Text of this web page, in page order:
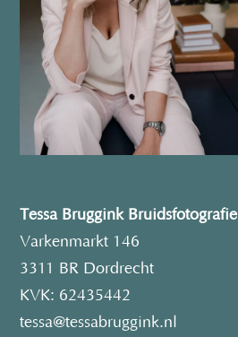
Tessa Bruggink Bruidsfotografie
Varkenmarkt 146
3311 BR Dordrecht
KVK: 62435442
tessa@tessabruggink.nl